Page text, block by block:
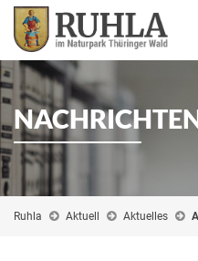
Ruhla Aktuell Aktuelles